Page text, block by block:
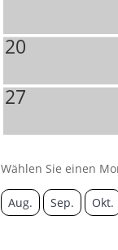
20
27
Wählen Sie einen
Aug. Sep. Okt.